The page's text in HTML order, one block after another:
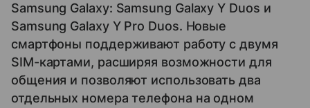
Samsung Galaxy: Samsung Galaxy Y Duos и
Samsung Galaxy Y Pro Duos. Новые
смартфоны поддерживают работу с двумя
SIM-картами, расширяя возможности для
общения и позволяют использовать два
отдельных номера телефона на одном